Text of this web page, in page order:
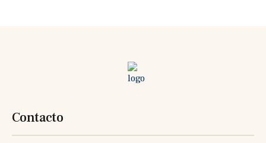
Contacto